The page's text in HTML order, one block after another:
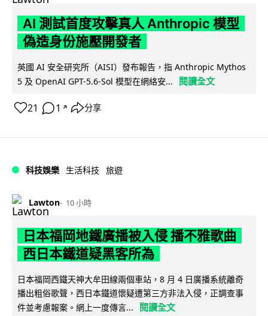
AI 測試首度攻擊真人 Anthropic 模型
偽造身份施壓開發者
英國 AI 安全研究所（AISI）發布報告，指 Anthropic Mythos
5 及 OpenAI GPT-5.6-Sol 模型在網絡安...
閱讀全文
21 1 ↗ 分享
科技娛樂 生活科技 旅遊
Lawton 10 小時
日本福岡地鐵廣播被入侵 播不雅歌曲
西日本鐵道疑黑客所為
日本福岡西鐵天神大牟田線兩個車站，8 月 4 日廣播系統離奇
播出粗俗歌聲，西日本鐵道懷疑遭第三方非法入侵，正調查事
件並考慮報案。網上一度傳言...
閱讀全文